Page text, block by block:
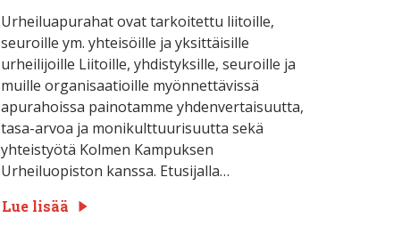
Urheiluapurahat ovat tarkoitettu liitoille,
seuroille ym. yhteisöille ja yksittäisille
urheilijoille Liitoille, yhdistyksille, seuroille ja
muille organisaatioille myönnettävissä
apurahoissa painotamme yhdenvertaisuutta,
tasa-arvoa ja monikulttuurisuutta sekä
yhteistyötä Kolmen Kampuksen
Urheiluopiston kanssa. Etusijalla…
Lue lisää